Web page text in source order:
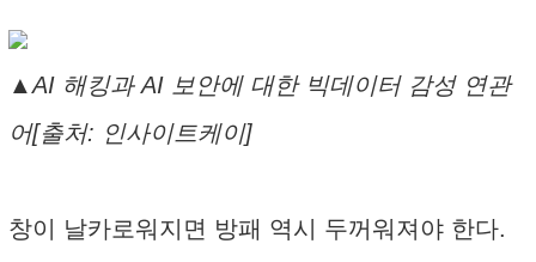
▲AI 해킹과 AI 보안에 대한 빅데이터 감성 연관
어[출처: 인사이트케이]
창이 날카로워지면 방패 역시 두꺼워져야 한다.